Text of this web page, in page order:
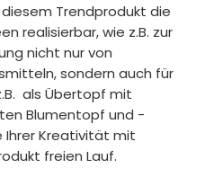
Trendprodukt die
realisierbar, wie z.B. zur
nicht nur von
sondern auch für
als Übertopf mit
Blumentopf und -
Ihrer Kreativität mit
freien Lauf.